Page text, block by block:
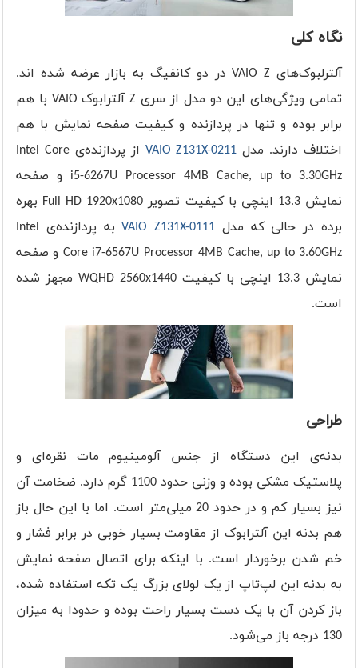
نگاه کلی
آلترلبوک‌های VAIO Z در دو کانفیگ به بازار عرضه شده اند.
تمامی ویژگی‌های این دو مدل از سری Z آلترابوک VAIO با هم
برابر بوده و تنها در پردازنده و کیفیت صفحه نمایش با هم
اختلاف دارند. مدل VAIO Z131X-0211
از پردازنده‌ی Intel Core
i5-6267U Processor 4MB Cache, up to 3.30GHz و صفحه
نمایش 13.3 اینچی با کیفیت تصویر Full HD 1920x1080 بهره
برده در حالی که مدل VAIO Z131X-0111
به پردازنده‌ی Intel
Core i7-6567U Processor 4MB Cache, up to 3.60GHz و صفحه
نمایش 13.3 اینچی با کیفیت WQHD 2560x1440 مجهز شده
است.
طراحی
بدنه‌ی این دستگاه از جنس آلومینیوم مات نقره‌ای و
پلاستیک مشکی بوده و وزنی حدود 1100 گرم دارد. ضخامت آن
نیز بسیار کم و در حدود 20 میلی‌متر است. اما با این حال باز
هم بدنه این آلترابوک از مقاومت بسیار خوبی در برابر فشار و
خم شدن برخوردار است. با اینکه برای اتصال صفحه نمایش
به بدنه این لپ‌تاپ از یک لولای بزرگ یک تکه استفاده شده،
باز کردن آن با یک دست بسیار راحت بوده و حدودا به میزان
130 درجه باز می‌شود.